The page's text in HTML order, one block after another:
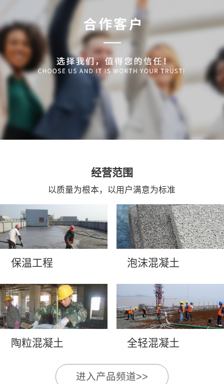
经营范围
以质量为根本，以用户满意为标准
保温工程 泡沫混凝土
陶粒混凝土 全轻混凝土
进入产品频道>>